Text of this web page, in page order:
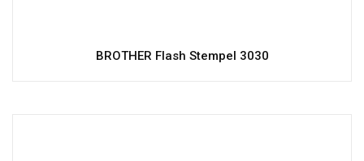
BROTHER Flash Stempel 3030